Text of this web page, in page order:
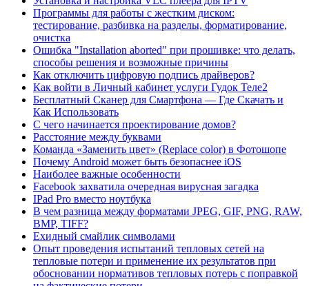
Программы для работы с жестким диском:
тестирование, разбивка на разделы, форматирование,
очистка
Ошибка "Installation aborted" при прошивке: что делать,
способы решения и возможные причины
Как отключить цифровую подпись драйверов?
Как войти в Личный кабинет услуги Гудок Теле2
Бесплатный Сканер для Смартфона — Где Скачать и
Как Использовать
С чего начинается проектирование домов?
Расстояние между буквами
Команда «Заменить цвет» (Replace color) в Фотошопе
Почему Android может быть безопаснее iOS
Наиболее важные особенности
Facebook захватила очередная вирусная загадка
IPad Pro вместо ноутбука
В чем разница между форматами JPEG, GIF, PNG, RAW,
BMP, TIFF?
Ехидный смайлик символами
Опыт проведения испытаний тепловых сетей на
тепловые потери и применение их результатов при
обосновании нормативов тепловых потерь с поправкой